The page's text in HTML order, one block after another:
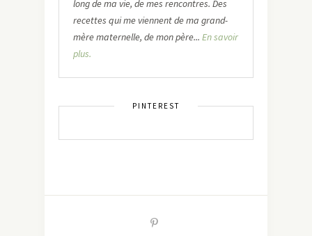
long de ma vie, de mes rencontres. Des
recettes qui me viennent de ma grand-
mère maternelle, de mon père... En savoir
plus.
PINTEREST